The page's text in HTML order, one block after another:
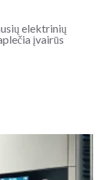
elektrinių
įvairūs